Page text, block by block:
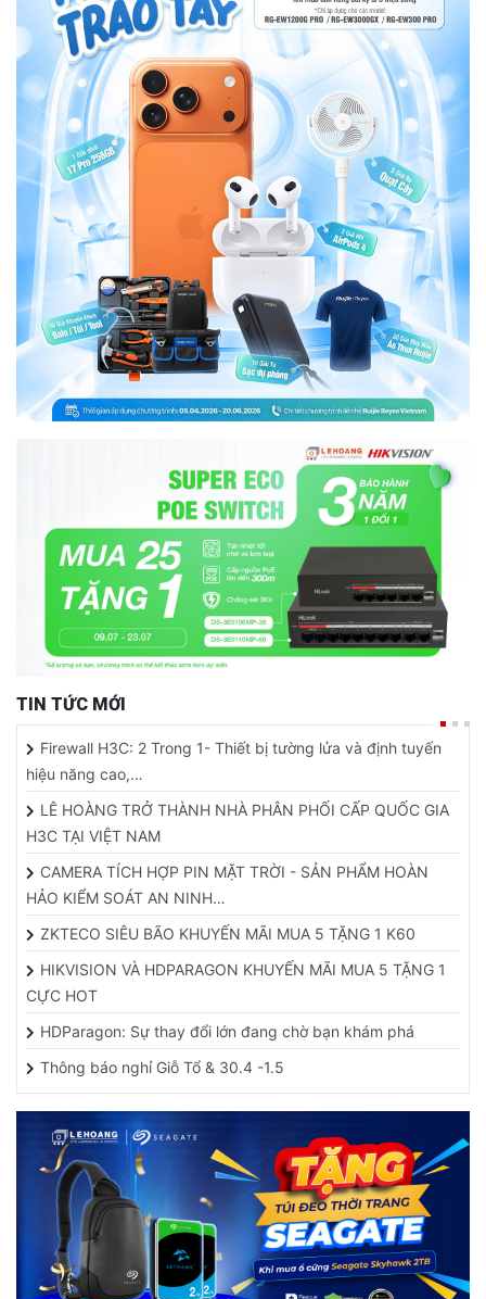
TIN TỨC MỚI
hiệu năng cao,…
LÊ HOÀNG TRỞ THÀNH NHÀ PHÂN PHỐI CẤP QUỐC GIA
H3C TẠI VIỆT NAM
CAMERA TÍCH HỢP PIN MẶT TRỜI - SẢN PHẨM HOÀN
HẢO KIỂM SOÁT AN NINH…
ZKTECO SIÊU BÃO KHUYẾN MÃI MUA 5 TẶNG 1 K60
HIKVISION VÀ HDPARAGON KHUYẾN MÃI MUA 5 TẶNG 1
CỰC HOT
HDParagon: Sự thay đổi lớn đang chờ bạn khám phá
Thông báo nghỉ Giỗ Tổ & 30.4 -1.5